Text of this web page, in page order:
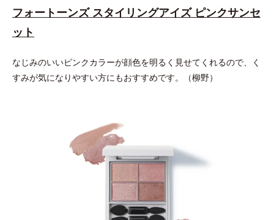
フォートーンズ スタイリングアイズ ピンクサンセ
ット
なじみのいいピンクカラーが顔色を明るく見せてくれるので、く
すみが気になりやすい方にもおすすめです。（柳野）